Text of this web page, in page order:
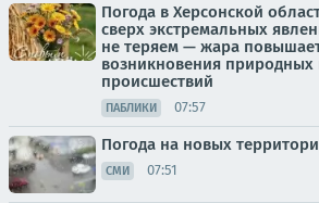
Погода в Херсонской
сверх экстремальных
не теряем — жара
возникновения природных
происшествий
ПАБЛИКИ 07:57
Погода на новых
СМИ 07:51